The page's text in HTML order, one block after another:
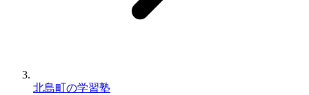
北島町の学習塾